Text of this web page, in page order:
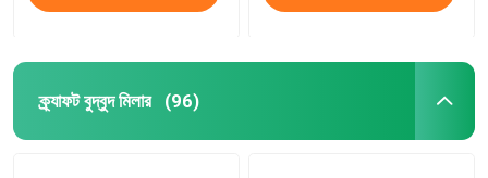
ক্র্যাফট বুদ্বুদ মিলার (96)